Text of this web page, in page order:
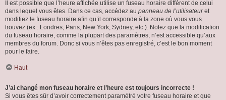
Il est possible que l’heure affichée utilise un fuseau horaire différent de celui
dans lequel vous êtes. Dans ce cas, accédez au panneau de l’utilisateuret
modifiez le fuseau horaire afin qu’il corresponde à la zone où vous vous
trouvez (ex : Londres, Paris, New York, Sydney, etc.). Notez que la modification
du fuseau horaire, comme la plupart des paramètres, n’est accessible qu’aux
membres du forum. Donc si vous n’êtes pas enregistré, c’est le bon moment
pour le faire.
Haut
J’ai changé mon fuseau horaire et l’heure est toujours incorrecte !
Si vous êtes sûr d’avoir correctement paramétré votre fuseau horaire et que